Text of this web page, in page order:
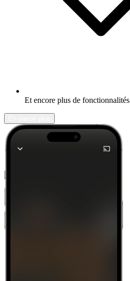
Et encore plus de fonctionnalités